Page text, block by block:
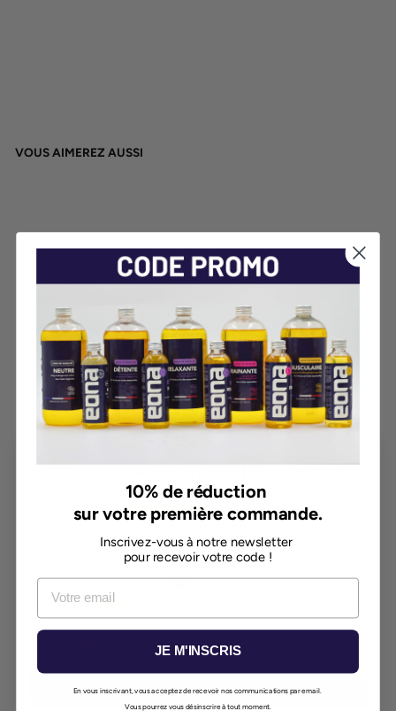
VOUS AIMEREZ AUSSI
SPRAY D'AMBIANCE
DÉTENTE
16,50€
AVIS CLIENTS
4.85 sur 5
Basé sur 20 avis
Écrire un avis
10% de réduction
sur votre première commande.
Inscrivez-vous à notre newsletter
pour recevoir votre code !
JE M'INSCRIS
En vous inscrivant, vous acceptez de recevoir nos communications par email.
Vous pourrez vous désinscrire à tout moment.